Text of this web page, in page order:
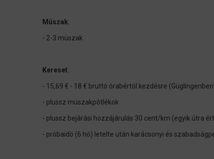
Müszak:
- 2-3 müszak
Kereset:
- 15,69 € - 18 € bruttó órabértöl kezdésre
- plussz müszakpótlékok
- plussz bejárási hozzájárulás 30 cent/km (egyik útra
- próbaidö (6 hó) letelte után karácsonyi és